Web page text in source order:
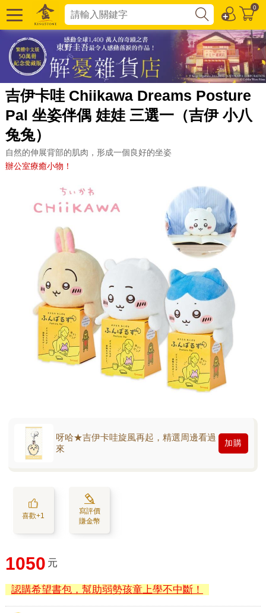
0
吉伊卡哇 Chiikawa Dreams Posture
Pal 坐姿伴偶 娃娃 三選一（吉伊 小八
兔兔）
自然的伸展背部的肌肉，形成一個良好的坐姿
辦公室療癒小物！
呀哈★吉伊卡哇旋風再起，精選周邊看過
來
加購
喜歡+1
寫評價
賺金幣
1050 元
認購希望書包，幫助弱勢孩童上學不中斷！